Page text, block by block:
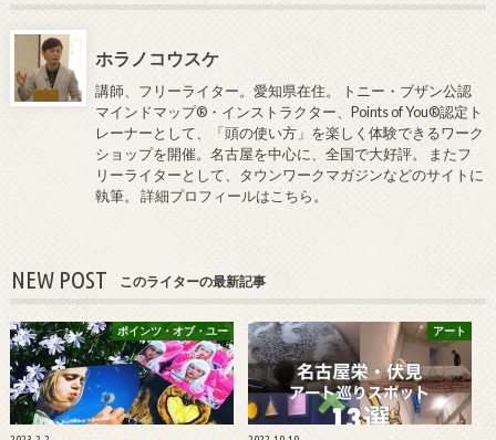
ホラノコウスケ
講師、フリーライター。愛知県在住。 トニー・ブザン公認
マインドマップ®・インストラクター、Points of You®認定ト
レーナーとして、「頭の使い方」を楽しく体験できるワーク
ショップを開催。名古屋を中心に、全国で大好評。 またフ
リーライターとして、タウンワークマガジンなどのサイトに
執筆。詳細プロフィールはこちら 。
NEW POST このライターの最新記事
ポインツ・オブ・ユー アート